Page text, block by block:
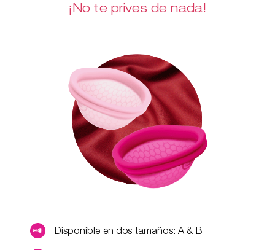
¡No te prives de nada!
Disponible en dos tamaños: A & B